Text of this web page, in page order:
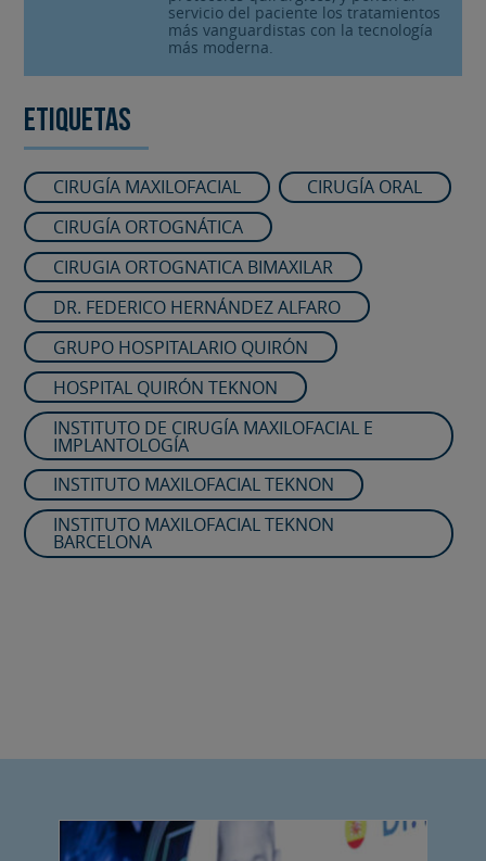
servicio del paciente los tratamientos
más vanguardistas con la tecnología
más moderna.
Etiquetas
CIRUGÍA MAXILOFACIAL
CIRUGÍA ORAL
CIRUGÍA ORTOGNÁTICA
CIRUGIA ORTOGNATICA BIMAXILAR
DR. FEDERICO HERNÁNDEZ ALFARO
GRUPO HOSPITALARIO QUIRÓN
HOSPITAL QUIRÓN TEKNON
INSTITUTO DE CIRUGÍA MAXILOFACIAL E
IMPLANTOLOGÍA
INSTITUTO MAXILOFACIAL TEKNON
INSTITUTO MAXILOFACIAL TEKNON
BARCELONA